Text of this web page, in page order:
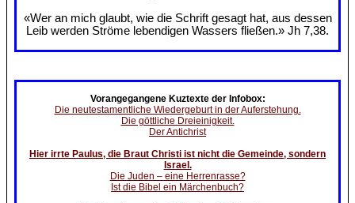
«Wer an mich glaubt, wie die Schrift gesagt hat, aus dessen
Leib werden Ströme lebendigen Wassers fließen.» Jh 7,38.
Vorangegangene Kuztexte der Infobox:
Die neutestamentliche Wiedergeburt in der Auferstehung.
Die göttliche Dreieinigkeit.
Der Antichrist
Hier irrte Paulus, die Braut Christi ist nicht die Gemeinde, sondern
Israel.
Die Juden – eine Herrenrasse?
Ist die Bibel ein Märchenbuch?